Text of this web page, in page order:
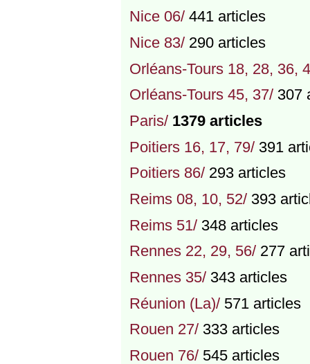
Nice 06/441 articles
Nice 83/290 articles
Orléans-Tours 18, 28, 36,
Orléans-Tours 45, 37/307
Paris/ 1379 articles
Poitiers 16, 17, 79/391
Poitiers 86/293 articles
Reims 08, 10, 52/ 393
Reims 51/ 348 articles
Rennes 22, 29, 56/277
Rennes 35/343 articles
Réunion (La)/571 articles
Rouen 27/ 333 articles
Rouen 76/ 545 articles